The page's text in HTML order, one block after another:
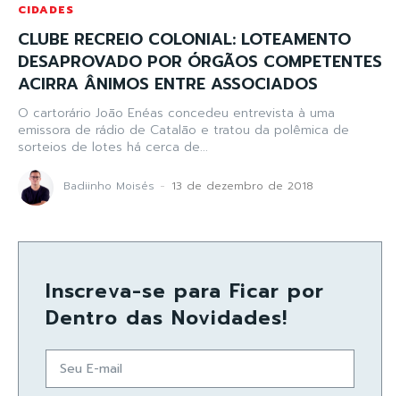
CIDADES
CLUBE RECREIO COLONIAL: LOTEAMENTO
DESAPROVADO POR ÓRGÃOS COMPETENTES
ACIRRA ÂNIMOS ENTRE ASSOCIADOS
O cartorário João Enéas concedeu entrevista à uma
emissora de rádio de Catalão e tratou da polêmica de
sorteios de lotes há cerca de...
Badiinho Moisés - 13 de dezembro de 2018
Inscreva-se para Ficar por
Dentro das Novidades!